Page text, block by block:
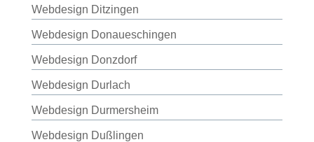
Webdesign Ditzingen
Webdesign Donaueschingen
Webdesign Donzdorf
Webdesign Durlach
Webdesign Durmersheim
Webdesign Dußlingen